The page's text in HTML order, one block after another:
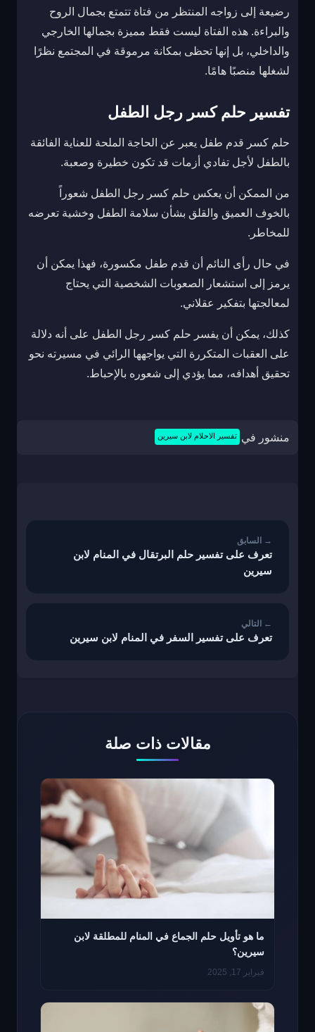
رضيعة إلى زواجه المنتظر من فتاة تتمتع بجمال الروح
والبراءة. هذه الفتاة ليست فقط مميزة بجمالها الخارجي
والداخلي، بل إنها تحظى بمكانة مرموقة في المجتمع نظرًا
لشغلها منصبًا هامًا.
تفسير حلم كسر رجل الطفل
حلم كسر قدم طفل يعبر عن الحاجة الملحة للعناية الفائقة
بالطفل لأجل تفادي أزمات قد تكون خطيرة وصعبة.
من الممكن أن يعكس حلم كسر رجل الطفل شعوراً
بالخوف العميق والقلق بشأن سلامة الطفل وخشية تعرضه
للمخاطر.
في حال رأى النائم أن قدم طفل مكسورة، فهذا يمكن أن
يرمز إلى استشعار الصعوبات الشخصية التي يحتاج
لمعالجتها بتفكير عقلاني.
كذلك، يمكن أن يفسر حلم كسر رجل الطفل على أنه دلالة
على العقبات المتكررة التي يواجهها الرائي في مسيرته نحو
تحقيق أهدافه، مما يؤدي إلى شعوره بالإحباط.
منشور في تفسير الاحلام لابن سيرين
تعرف على تفسير حلم البرتقال في المنام لابن
سيرين
تعرف على تفسير السفر في المنام لابن سيرين
مقالات ذات صلة
ما هو تأويل حلم الجماع في المنام للمطلقة لابن
سيرين؟
فبراير 17, 2025